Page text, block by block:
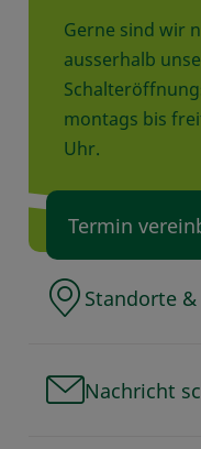
Gerne sind wir
ausserhalb
montags bis
Uhr.
Termin
Standorte
Nachricht